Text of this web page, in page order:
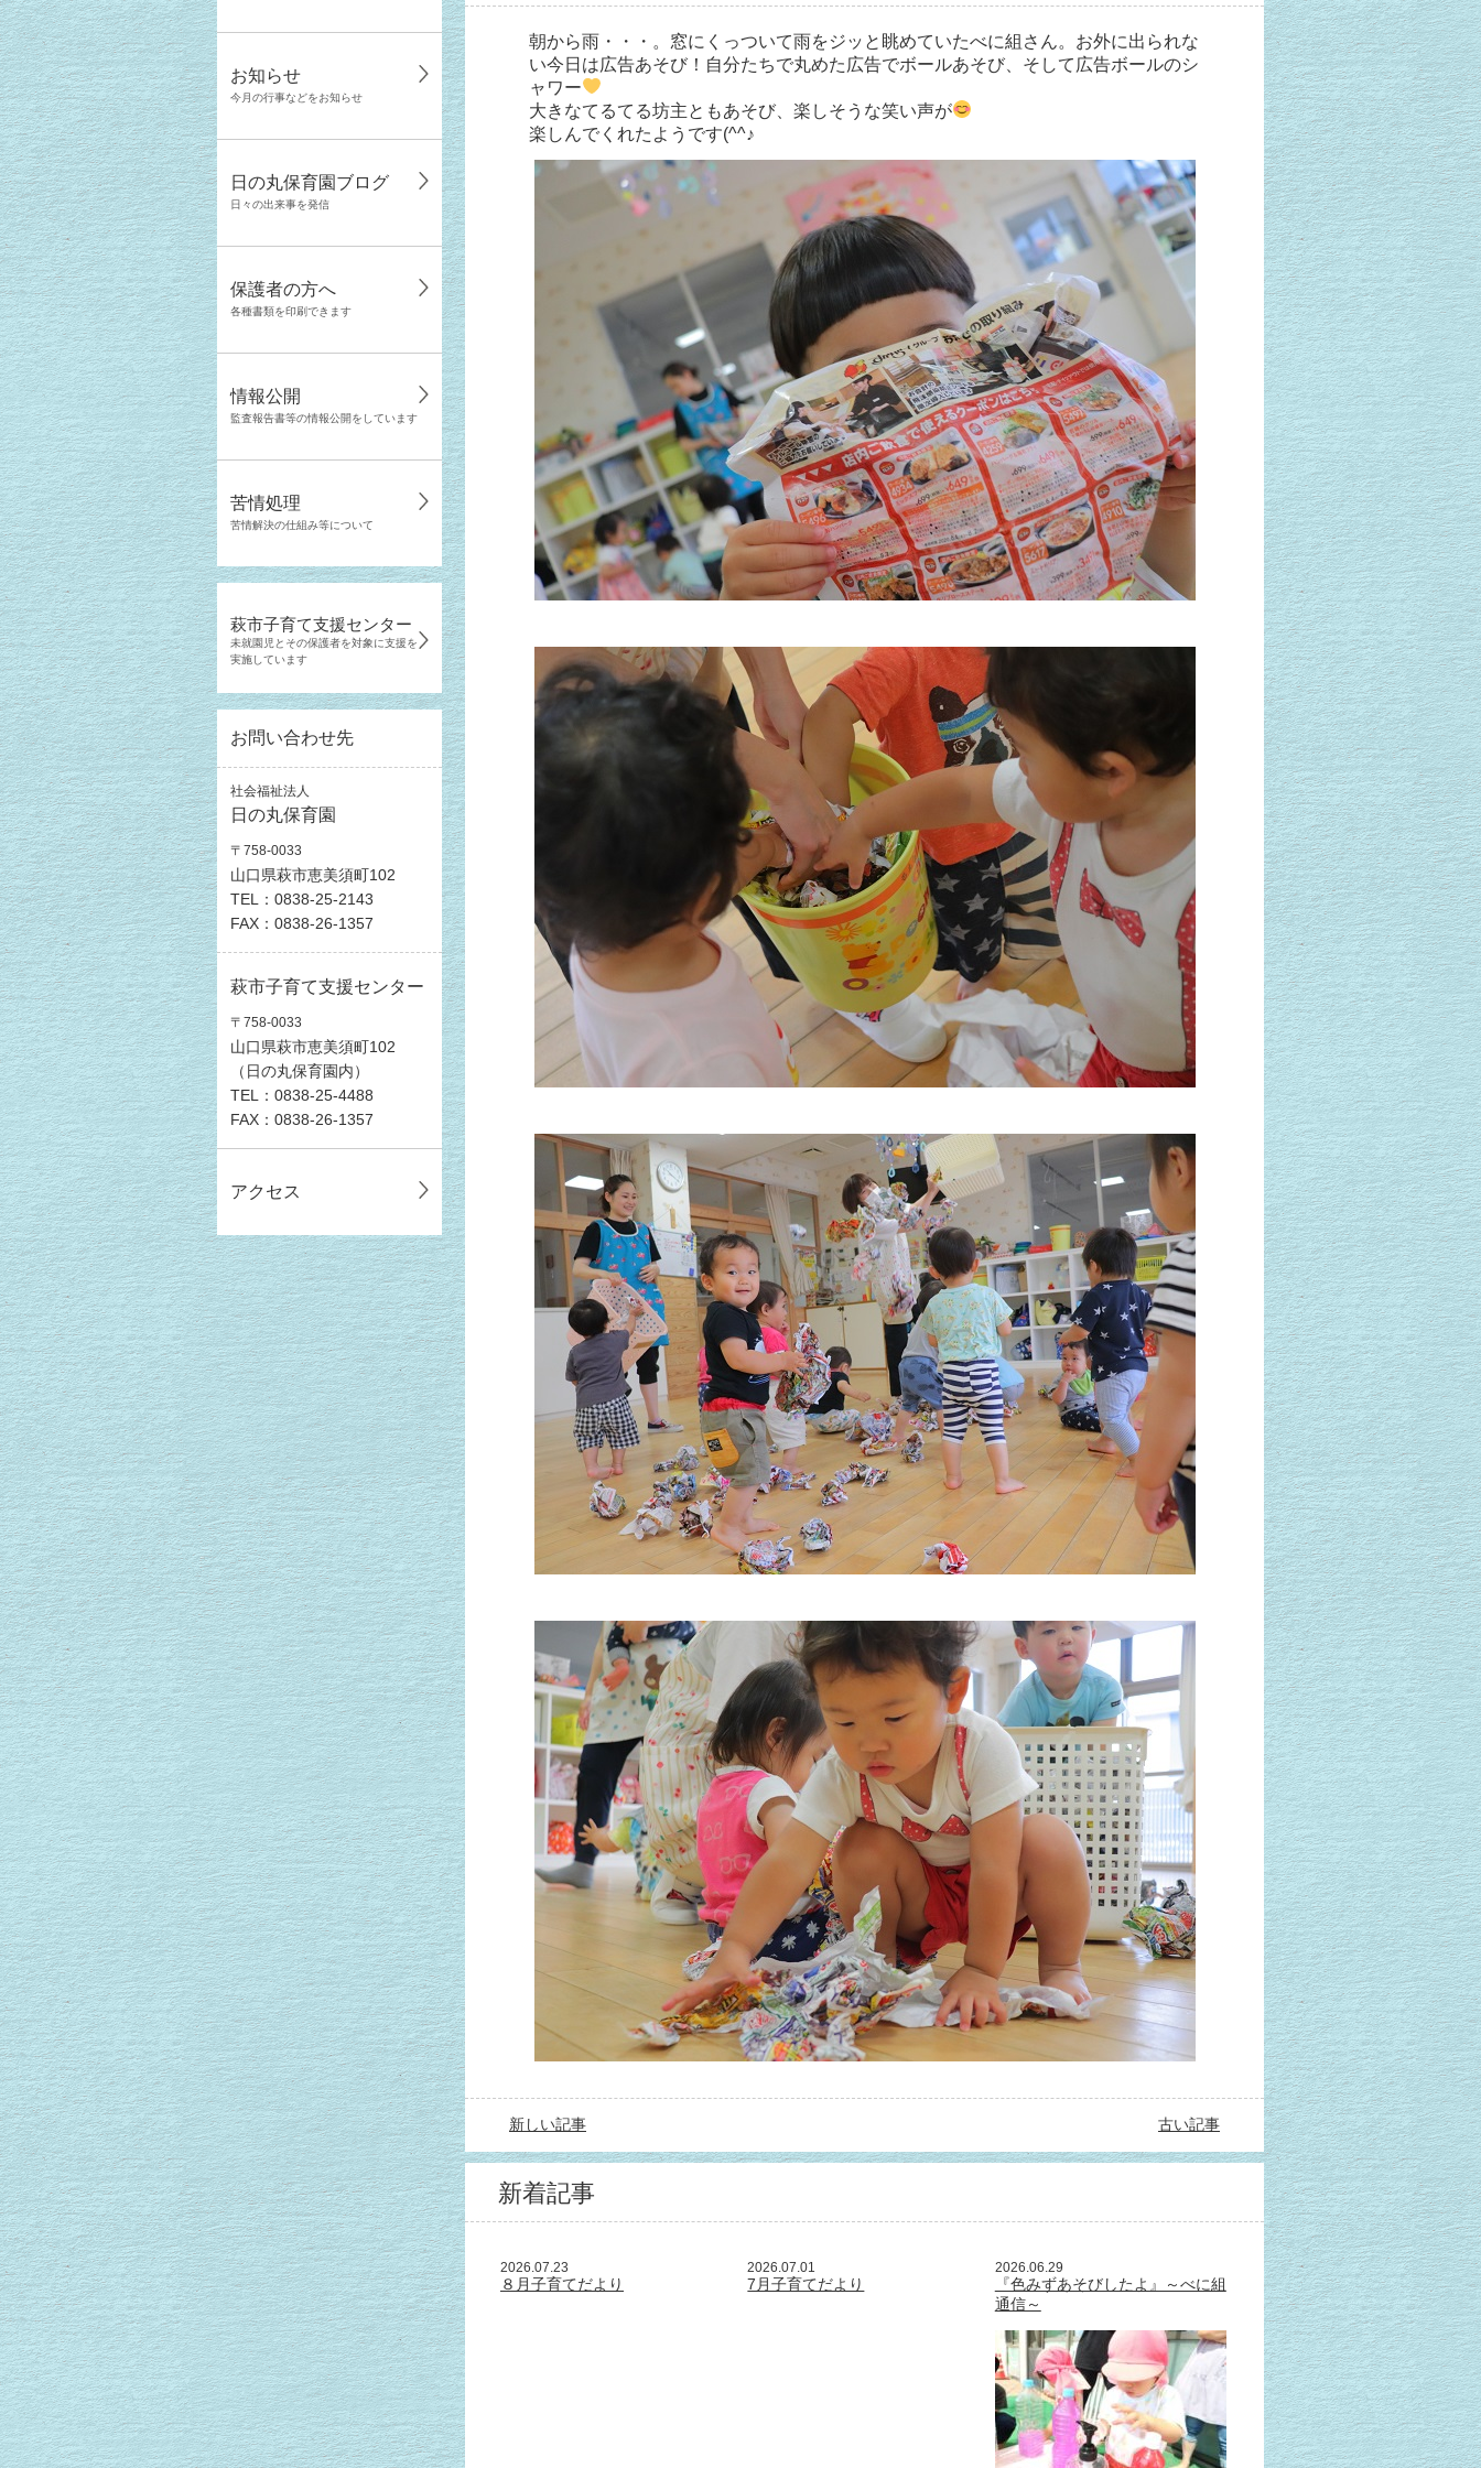
お知らせ
今月の行事などをお知らせ
日の丸保育園ブログ
日々の出来事を発信
保護者の方へ
各種書類を印刷できます
情報公開
監査報告書等の情報公開をしています
苦情処理
苦情解決の仕組み等について
萩市子育て支援センター
未就園児とその保護者を対象に支援を
実施しています
お問い合わせ先
社会福祉法人
日の丸保育園
〒758-0033
山口県萩市恵美須町102
TEL：0838-25-2143
FAX：0838-26-1357
萩市子育て支援センター
〒758-0033
山口県萩市恵美須町102
（日の丸保育園内）
TEL：0838-25-4488
FAX：0838-26-1357
アクセス
朝から雨・・・。窓にくっついて雨をジッと眺めていたべに組さん。お外に出られな
い今日は広告あそび！自分たちで丸めた広告でボールあそび、そして広告ボールのシ
ャワー
大きなてるてる坊主ともあそび、楽しそうな笑い声が
楽しんでくれたようです(^^♪
新しい記事 古い記事
新着記事
2026.07.23
８月子育てだより
2026.07.01
7月子育てだより
2026.06.29
『色みずあそびしたよ』～べに組
通信～